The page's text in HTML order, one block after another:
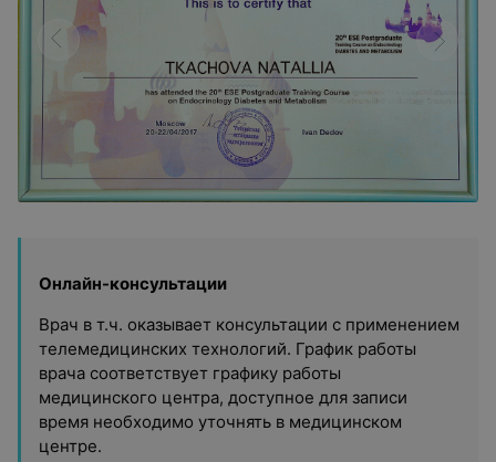
Онлайн-консультации
Врач в т.ч. оказывает консультации с применением
телемедицинских технологий. График работы
врача соответствует графику работы
медицинского центра, доступное для записи
время необходимо уточнять в медицинском
центре.